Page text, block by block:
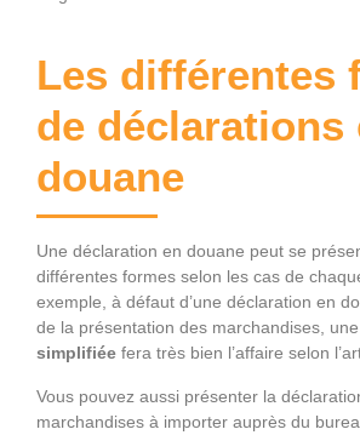
Les différentes
de déclarations
douane
Une déclaration en douane peut se
différentes formes selon les cas de
exemple, à défaut d’une déclaration en
de la présentation des marchandises, une
simplifiée fera très bien l’affaire selon
Vous pouvez aussi présenter la
marchandises à importer auprès du